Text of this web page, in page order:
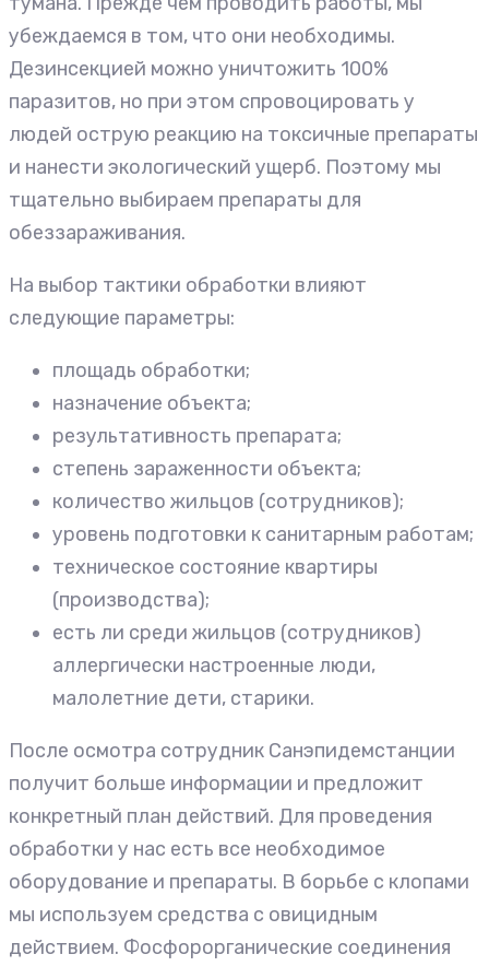
убеждаемся в том, что они необходимы.
Дезинсекцией можно уничтожить 100%
паразитов, но при этом спровоцировать у
людей острую реакцию на токсичные препараты
и нанести экологический ущерб. Поэтому мы
тщательно выбираем препараты для
обеззараживания.
На выбор тактики обработки влияют
следующие параметры:
площадь обработки;
назначение объекта;
результативность препарата;
степень зараженности объекта;
количество жильцов (сотрудников);
уровень подготовки к санитарным работам;
техническое состояние квартиры
(производства);
есть ли среди жильцов (сотрудников)
аллергически настроенные люди,
малолетние дети, старики.
После осмотра сотрудник Санэпидемстанции
получит больше информации и предложит
конкретный план действий. Для проведения
обработки у нас есть все необходимое
оборудование и препараты. В борьбе с клопами
мы используем средства с овицидным
действием. Фосфорорганические соединения